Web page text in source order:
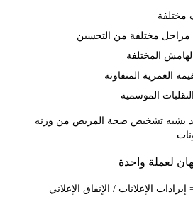
من التحسين
المتفاوتة
الموسمية
تشخيص صحة المريض من وزنه
/ الإنفاق الإعلاني